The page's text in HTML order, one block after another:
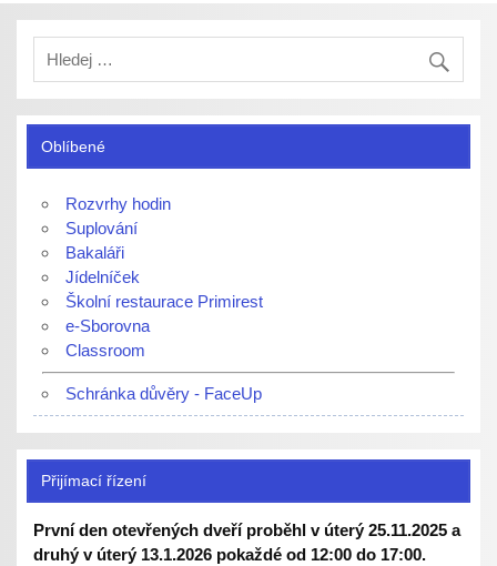
Oblíbené
Rozvrhy hodin
Suplování
Bakaláři
Jídelníček
Školní restaurace Primirest
e-Sborovna
Classroom
Schránka důvěry - FaceUp
Přijímací řízení
První den otevřených dveří proběhl v úterý 25.11.2025 a
druhý v úterý 13.1.2026 pokaždé od 12:00 do 17:00.